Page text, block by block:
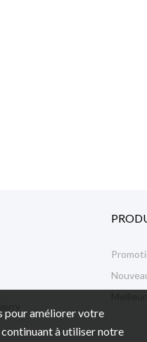
pour améliorer votre
à utiliser notre